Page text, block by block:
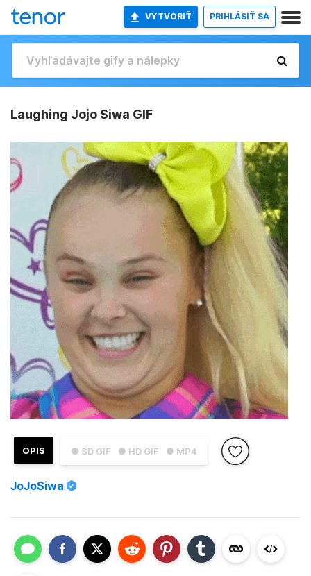
VYTVORIŤ PRIHLÁSIŤ SA
Laughing Jojo Siwa GIF
● SD GIF ● HD GIF ● MP4
OPIS
JoJoSiwa